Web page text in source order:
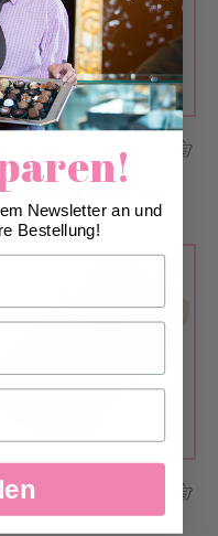
Stein® 6er
24.40
Newsletter an und
Bestellung!